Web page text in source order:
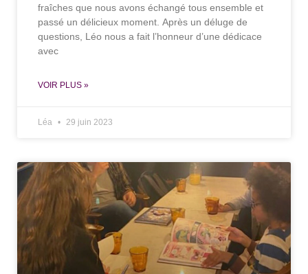
fraîches que nous avons échangé tous ensemble et
passé un délicieux moment. Après un déluge de
questions, Léo nous a fait l’honneur d’une dédicace
avec
VOIR PLUS »
Léa 29 juin 2023